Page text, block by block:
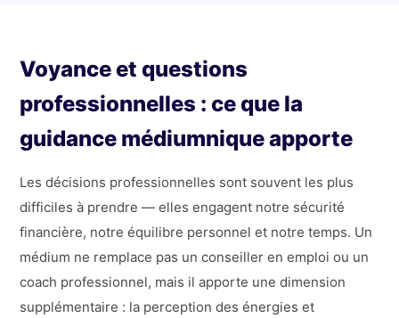
Voyance et questions
professionnelles : ce que la
guidance médiumnique apporte
Les décisions professionnelles sont souvent les plus
difficiles à prendre — elles engagent notre sécurité
financière, notre équilibre personnel et notre temps. Un
médium ne remplace pas un conseiller en emploi ou un
coach professionnel, mais il apporte une dimension
supplémentaire : la perception des énergies et